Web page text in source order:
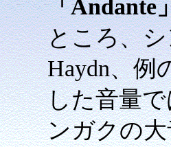
「Andante
ところ、
Haydn、例
した音量
ンガクの